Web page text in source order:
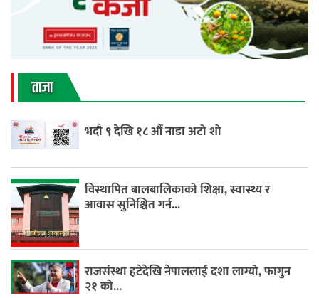
ताजा
भदौ ९ देखि १८ औँ नाडा अटो शो
विस्थापित बालबालिकाको शिक्षा, स्वास्थ्य र
आवास सुनिश्चित गर्न...
राजसंस्था हटेदेखि नेपाललाई दशा लाग्यो, फागुन
२१ को...